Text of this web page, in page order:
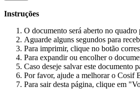
Instruções
O documento será aberto no quadro
Aguarde alguns segundos para
Para imprimir, clique no botão
Para expandir ou encolher o
Caso deseje salvar este
Por favor, ajude a melhorar o Cosif
Para sair desta página, clique em